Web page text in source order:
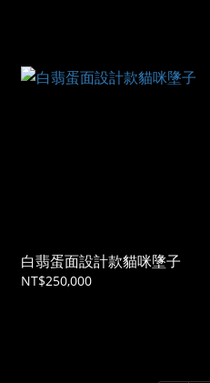
白翡蛋面設計款貓咪墬子
NT$250,000